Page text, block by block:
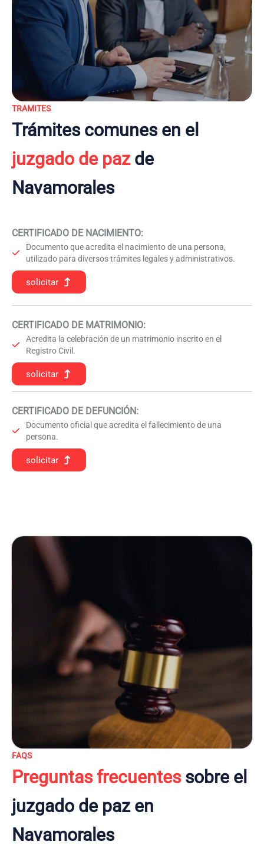
TRAMITES
Trámites comunes en el
juzgado de pazde
Navamorales
CERTIFICADO DE NACIMIENTO:
Documento que acredita el nacimiento de una persona,
utilizado para diversos trámites legales y administrativos.
solicitar
CERTIFICADO DE MATRIMONIO:
Acredita la celebración de un matrimonio inscrito en el
Registro Civil.
solicitar
CERTIFICADO DE DEFUNCIÓN:
Documento oficial que acredita el fallecimiento de una
persona.
solicitar
FAQS
Preguntas frecuentessobre el
juzgado de paz en
Navamorales